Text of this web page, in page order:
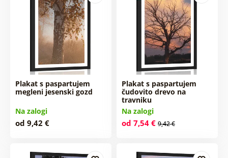
Plakat s paspartujem
megleni jesenski gozd
Na zalogi
od 9,42 €
Plakat s paspartujem
čudovito drevo na
travniku
Na zalogi
od 7,54 € 9,42 €